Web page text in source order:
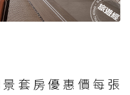
套房優惠價每張